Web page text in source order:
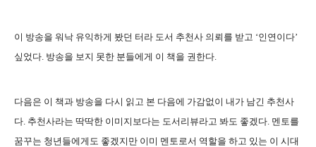
이 방송을 워낙 유익하게 봤던 터라 도서 추천사 의뢰를 받고 ‘인연이다’
싶었다. 방송을 보지 못한 분들에게 이 책을 권한다.
다음은 이 책과 방송을 다시 읽고 본 다음에 가감없이 내가 남긴 추천사
다. 추천사라는 딱딱한 이미지보다는 도서리뷰라고 봐도 좋겠다. 멘토를
꿈꾸는 청년들에게도 좋겠지만 이미 멘토로서 역할을 하고 있는 이 시대